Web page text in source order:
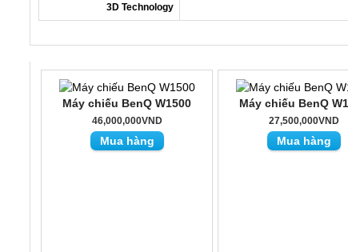
3D Technology
Máy chiếu BenQ W1500
46,000,000VND
Mua hàng
Máy chiếu BenQ
27,500,000VND
Mua hàng